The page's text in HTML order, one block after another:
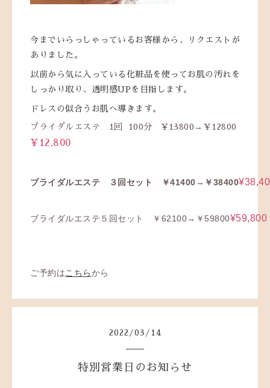
今までいらっしゃっているお客様から、リクエストが
ありました。
以前から気に入っている化粧品を使ってお肌の汚れを
しっかり取り、透明感UPを目指します。
ドレスの似合うお肌へ導きます。
ブライダルエステ 1回 100分 ¥13800→￥12800
¥12,800
ブライダルエステ ３回セット ￥41400→￥38400
ブライダルエステ５回セット ￥62100→￥59800¥59,800
ご予約はこちらから
2022 /03 / 14
特別営業日のお知らせ